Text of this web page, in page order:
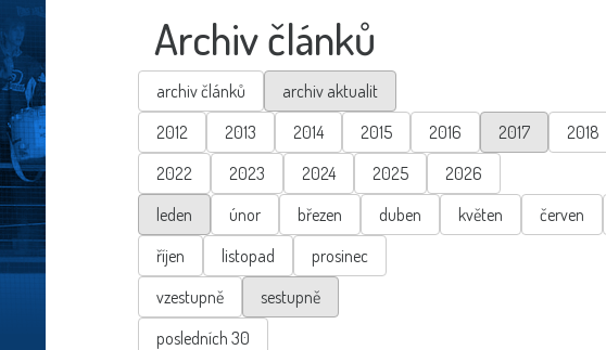
Archiv článků
archiv článků
archiv aktualit
2012
2013 2014 2015 2016 2017 2018
2022
2023 2024 2025
2026
leden
únor březen duben květen červen
říjen
listopad
prosinec
vzestupně
sestupně
posledních 30